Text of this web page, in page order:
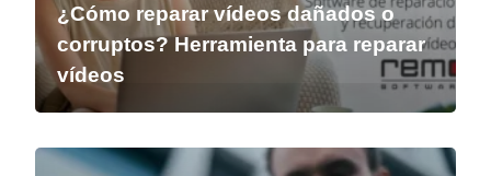
¿Cómo reparar vídeos dañados o
corruptos? Herramienta para reparar
vídeos